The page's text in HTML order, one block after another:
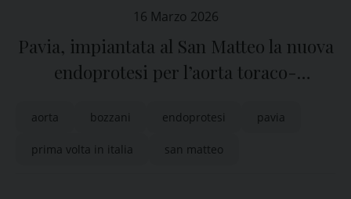
16 Marzo 2026
Pavia, impiantata al San Matteo la nuova
endoprotesi per l’aorta toraco-
aorta bozzani endoprotesi pavia
prima volta in italia san matteo